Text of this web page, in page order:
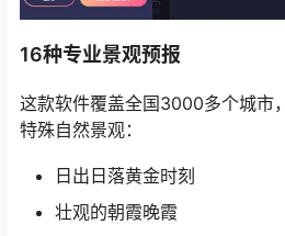
16种专业景观预报
这款软件覆盖全国3000多个城市
特殊自然景观：
日出日落黄金时刻
壮观的朝霞晚霞